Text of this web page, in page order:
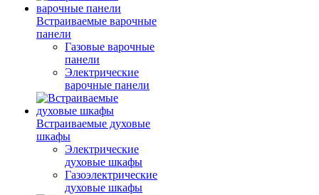
Встраиваемые варочные
панели
Газовые варочные
панели
Электрические
варочные панели
Встраиваемые духовые
шкафы
Электрические
духовые шкафы
Газоэлектрические
духовые шкафы